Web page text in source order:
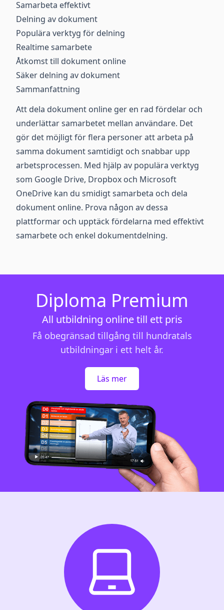
Samarbeta effektivt
Delning av dokument
Populära verktyg för delning
Realtime samarbete
Åtkomst till dokument online
Säker delning av dokument
Sammanfattning
Att dela dokument online ger en rad fördelar och
underlättar samarbetet mellan användare. Det
gör det möjligt för flera personer att arbeta på
samma dokument samtidigt och snabbar upp
arbetsprocessen. Med hjälp av populära verktyg
som Google Drive, Dropbox och Microsoft
OneDrive kan du smidigt samarbeta och dela
dokument online. Prova någon av dessa
plattformar och upptäck fördelarna med effektivt
samarbete och enkel dokumentdelning.
Diploma Premium
All utbildning online till ett pris
Få obegränsad tillgång till hundratals
utbildningar i ett helt år.
Läs mer